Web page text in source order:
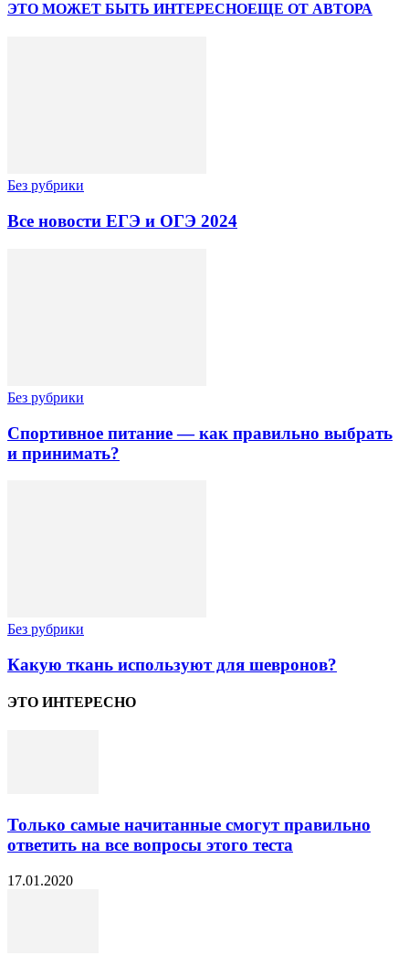
ЭТО МОЖЕТ БЫТЬ ИНТЕРЕСНОЕЩЕ ОТ АВТОРА
Без рубрики
Все новости ЕГЭ и ОГЭ 2024
Без рубрики
Спортивное питание — как правильно выбрать
и принимать?
Без рубрики
Какую ткань используют для шевронов?
ЭТО ИНТЕРЕСНО
Только самые начитанные смогут правильно
ответить на все вопросы этого теста
17.01.2020